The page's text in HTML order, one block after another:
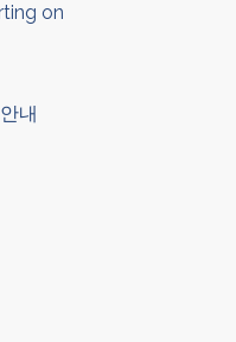
on
내